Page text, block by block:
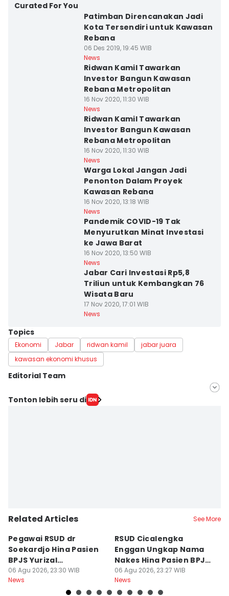
Curated For You
Patimban Direncanakan Jadi
Kota Tersendiri untuk Kawasan
Rebana
06 Des 2019, 19:45 WIB
News
Ridwan Kamil Tawarkan
Investor Bangun Kawasan
Rebana Metropolitan
16 Nov 2020, 11:30 WIB
News
Ridwan Kamil Tawarkan
Investor Bangun Kawasan
Rebana Metropolitan
16 Nov 2020, 11:30 WIB
News
Warga Lokal Jangan Jadi
Penonton Dalam Proyek
Kawasan Rebana
16 Nov 2020, 13:18 WIB
News
Pandemik COVID-19 Tak
Menyurutkan Minat Investasi
ke Jawa Barat
16 Nov 2020, 13:50 WIB
News
Jabar Cari Investasi Rp5,8
Triliun untuk Kembangkan 76
Wisata Baru
17 Nov 2020, 17:01 WIB
News
Topics
Ekonomi Jabar ridwan kamil
jabar juara
kawasan ekonomi khusus
Editorial Team
Editor
Tonton lebih seru di
Related Articles See More
Pegawai RSUD dr
Soekardjo Hina Pasien
BPJS Yurizal
Mengundurkan Diri
06 Agu 2026, 23:30 WIB
News
RSUD Cicalengka
Enggan Ungkap Nama
Nakes Hina Pasien BPJS
Yurizal
06 Agu 2026, 23:27 WIB
News